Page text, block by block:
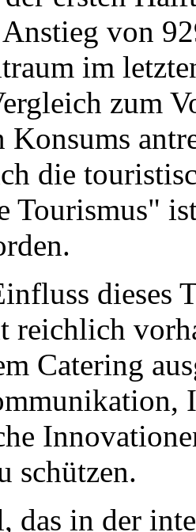
von
im
zum
Konsums
die
Tourismus"
dieses
reichlich
Catering
schützen.
das in der